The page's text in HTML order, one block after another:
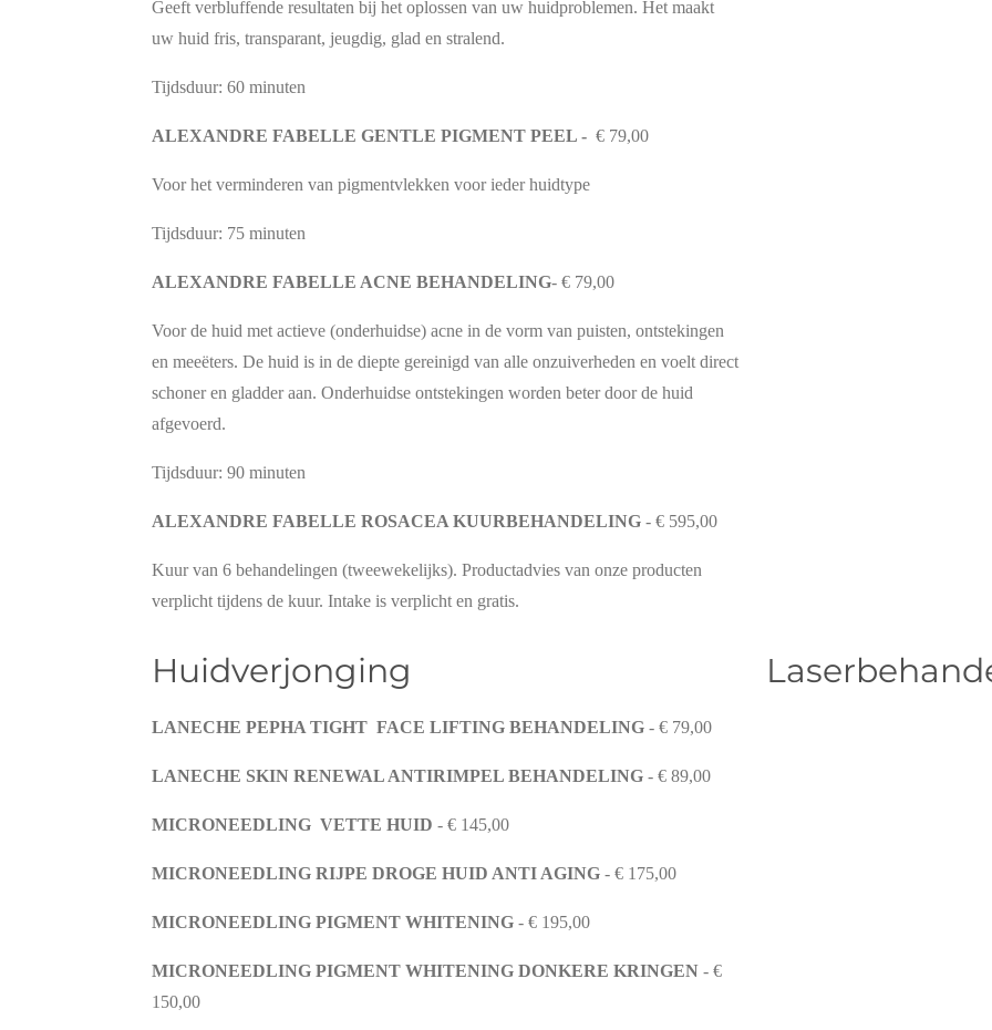
Geeft verbluffende resultaten bij het oplossen van uw huidproblemen. Het maakt
uw huid fris, transparant, jeugdig, glad en stralend.
Tijdsduur: 60 minuten
ALEXANDRE FABELLE GENTLE PIGMENT PEEL - € 79,00
Voor het verminderen van pigmentvlekken voor ieder huidtype
Tijdsduur: 75 minuten
ALEXANDRE FABELLE ACNE BEHANDELING- € 79,00
Voor de huid met actieve (onderhuidse) acne in de vorm van puisten, ontstekingen
en meeëters. De huid is in de diepte gereinigd van alle onzuiverheden en voelt direct
schoner en gladder aan. Onderhuidse ontstekingen worden beter door de huid
afgevoerd.
Tijdsduur: 90 minuten
ALEXANDRE FABELLE ROSACEA KUURBEHANDELING - € 595,00
Kuur van 6 behandelingen (tweewekelijks). Productadvies van onze producten
verplicht tijdens de kuur. Intake is verplicht en gratis.
Huidverjonging
LANECHE PEPHA TIGHT FACE LIFTING BEHANDELING - € 79,00
LANECHE SKIN RENEWAL ANTIRIMPEL BEHANDELING - € 89,00
MICRONEEDLING VETTE HUID - € 145,00
MICRONEEDLING RIJPE DROGE HUID ANTI AGING - € 175,00
MICRONEEDLING PIGMENT WHITENING - € 195,00
MICRONEEDLING PIGMENT WHITENING DONKERE KRINGEN - €
150,00